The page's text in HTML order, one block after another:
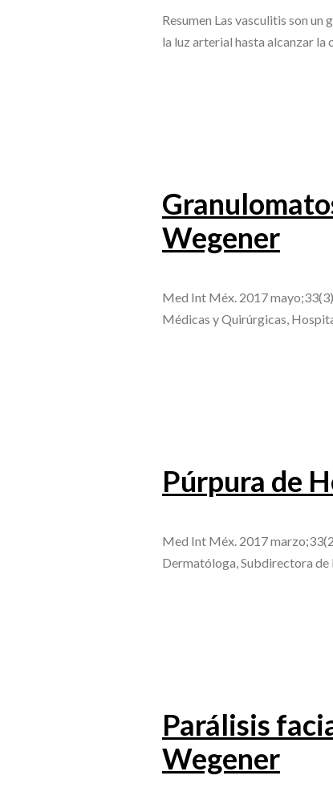
Resumen Las vasculitis son
la luz arterial hasta alcanzar
Wegener
Med Int Méx. 2017
Médicas y Quirúrgicas,
Púrpura de
Med Int Méx. 2017
Dermatóloga, Subdirectora
Parálisis
Wegener